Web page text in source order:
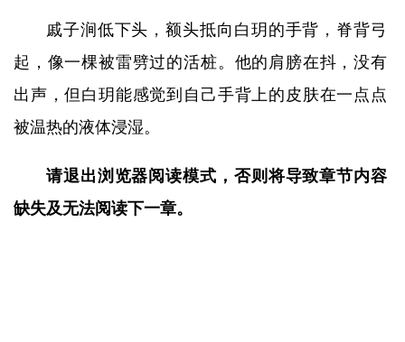
戚子涧低下头，额头抵向白玥的手背，脊背弓
起，像一棵被雷劈过的活桩。他的肩膀在抖，没有
出声，但白玥能感觉到自己手背上的皮肤在一点点
被温热的液体浸湿。
请退出浏览器阅读模式，否则将导致章节内容
缺失及无法阅读下一章。